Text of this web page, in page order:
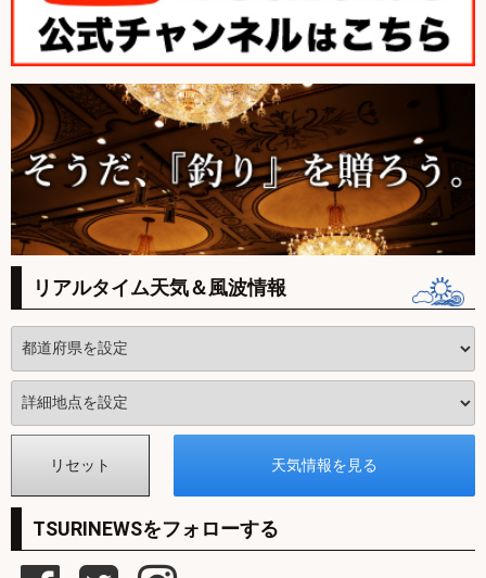
リアルタイム天気＆風波情報
TSURINEWSをフォローする